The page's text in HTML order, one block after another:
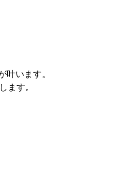
います。
ます。